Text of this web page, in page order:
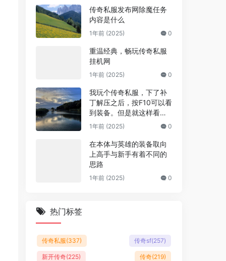
传奇私服发布网除魔任务
内容是什么
1年前 (2025) 0
重温经典，畅玩传奇私服
挂机网
1年前 (2025) 0
我玩个传奇私服，下了补
丁解压之后，按F10可以看
到装备。但是就这样看就
看不到衣服和武器，这是
1年前 (2025) 0
在本体与英雄的装备取向
上高手与新手有着不同的
思路
1年前 (2025) 0
热门标签
传奇私服(337) 传奇sf(257)
新开传奇(225) 传奇(219)